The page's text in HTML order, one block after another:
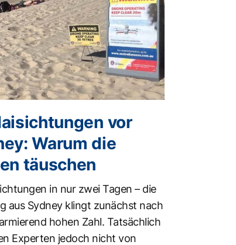
vor
Warum die
täuschen
in nur zwei Tagen – die
aus Sydney klingt zunächst nach
hohen Zahl. Tatsächlich
Experten jedoch nicht von